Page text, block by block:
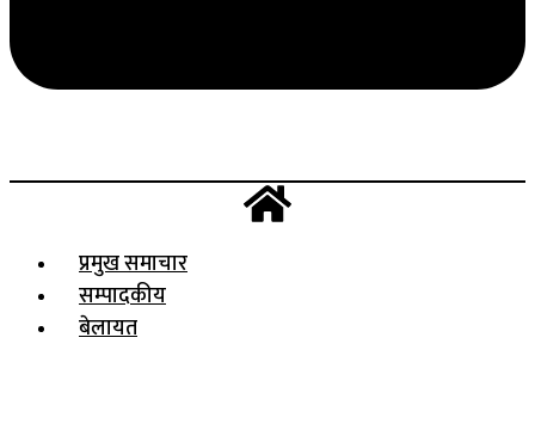
प्रमुख समाचार
सम्पादकीय
बेलायत